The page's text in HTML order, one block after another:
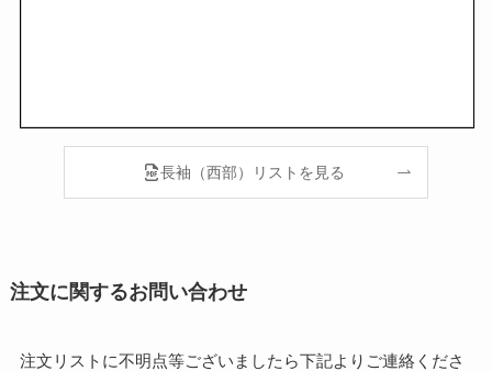
長袖（西部）リストを見る
注文に関するお問い合わせ
注文リストに不明点等ございましたら下記よりご連絡くださ